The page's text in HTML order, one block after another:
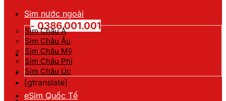
Hotline đặt hàng
- 0386.001.001
[gtranslate]
Sim nước ngoài
Sim Châu Á
Sim Châu Âu
Sim Châu Mỹ
Sim Châu Phi
Sim Châu Úc
eSim Quốc Tế